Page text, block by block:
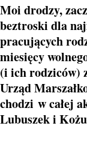
Moi drodzy,
beztroski dla
pracujących
miesięcy
(i ich rodziców)
Urząd
chodzi w całej
Lubuszek i